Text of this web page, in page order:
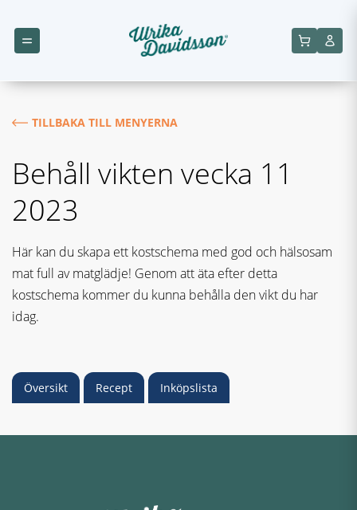
TILLBAKA TILL MENYERNA
Behåll vikten vecka 11
2023
Här kan du skapa ett kostschema med god och hälsosam
mat full av matglädje! Genom att äta efter detta
kostschema kommer du kunna behålla den vikt du har
idag.
Översikt Recept Inköpslista